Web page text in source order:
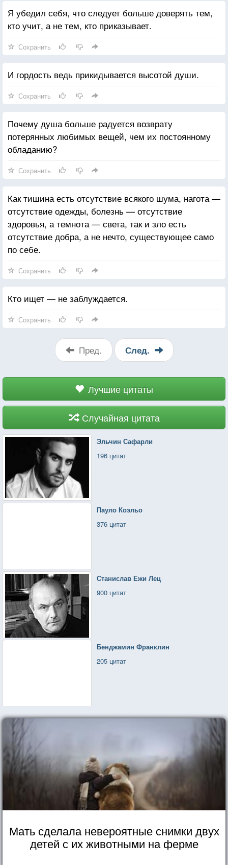
Я убедил себя, что следует больше доверять тем,
кто учит, а не тем, кто приказывает.
Сохранить
И гордость ведь прикидывается высотой души.
Сохранить
Почему душа больше радуется возврату
потерянных любимых вещей, чем их постоянному
обладанию?
Сохранить
Как тишина есть отсутствие всякого шума, нагота —
отсутствие одежды, болезнь — отсутствие
здоровья, а темнота — света, так и зло есть
отсутствие добра, а не нечто, существующее само
по себе.
Сохранить
Кто ищет — не заблуждается.
Сохранить
Пред. След.
Лучшие цитаты
Случайная цитата
Эльчин Сафарли
196 цитат
Пауло Коэльо
376 цитат
Станислав Ежи Лец
900 цитат
Бенджамин Франклин
205 цитат
Мать сделала невероятные снимки двух
детей с их животными на ферме